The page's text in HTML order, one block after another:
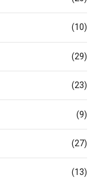
(10)
(29)
(23)
(9)
(27)
(13)